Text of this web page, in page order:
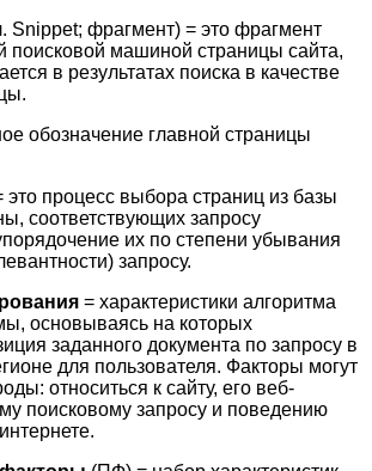
Snippet; фрагмент) = это фрагмент
поисковой машиной страницы сайта,
в результатах поиска в качестве
обозначение главной страницы
это процесс выбора страниц из базы
соответствующих запросу
их по степени убывания
запросу.
= характеристики алгоритма
основываясь на которых
заданного документа по запросу в
для пользователя. Факторы могут
относиться к сайту, его веб-
поисковому запросу и поведению